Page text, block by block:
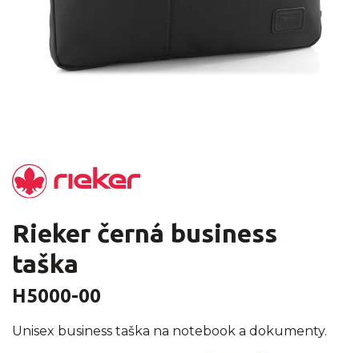
Rieker černá business
taška
H5000-00
Unisex business taška na notebook a dokumenty.